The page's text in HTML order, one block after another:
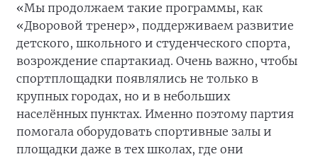
«Мы продолжаем такие программы, как
«Дворовой тренер», поддерживаем развитие
детского, школьного и студенческого спорта,
возрождение спартакиад. Очень важно, чтобы
спортплощадки появлялись не только в
крупных городах, но и в небольших
населённых пунктах. Именно поэтому партия
помогала оборудовать спортивные залы и
площадки даже в тех школах, где они